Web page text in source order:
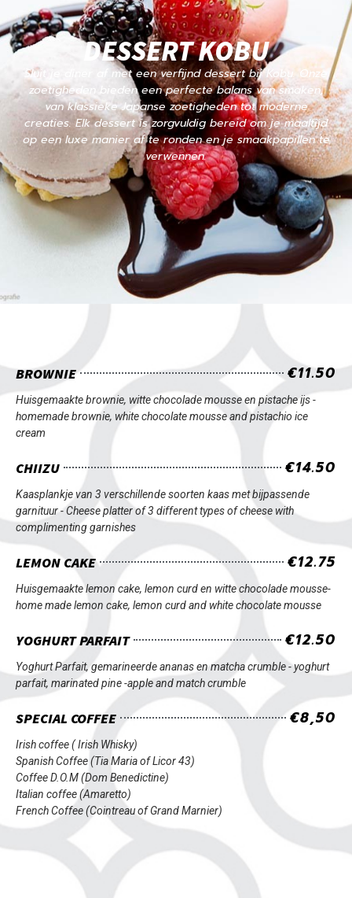
DESSERT KOBU
Sluit je diner af met een verfijnd dessert bij Kobu. Onze
zoetigheden bieden een perfecte balans van smaken,
van klassieke Japanse zoetigheden tot moderne
creaties. Elk dessert is zorgvuldig bereid om je maaltijd
op een luxe manier af te ronden en je smaakpapillen te
verwennen.
BROWNIE €11.50
Huisgemaakte brownie, witte chocolade mousse en pistache ijs -
homemade brownie, white chocolate mousse and pistachio ice
cream
CHIIZU €14.50
Kaasplankje van 3 verschillende soorten kaas met bijpassende
garnituur -Cheese platter of 3 different types of cheese with
complimenting garnishes
LEMON CAKE €12.75
Huisgemaakte lemon cake, lemon curd en witte chocolade mousse-
home made lemon cake, lemon curd and white chocolate mousse
YOGHURT PARFAIT €12.50
Yoghurt Parfait, gemarineerde ananas en matcha crumble -yoghurt
parfait, marinated pine -apple and match crumble
SPECIAL COFFEE €8,50
Irish coffee ( Irish Whisky)
Spanish Coffee (Tia Maria of Licor 43)
Coffee D.O.M (Dom Benedictine)
Italian coffee (Amaretto)
French Coffee (Cointreau of Grand Marnier)